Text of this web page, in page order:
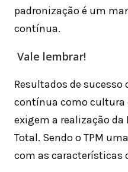
padronização é um
contínua.
Vale lembrar!
Resultados de
contínua como cultura
exigem a realização
Total. Sendo o TPM
com as características